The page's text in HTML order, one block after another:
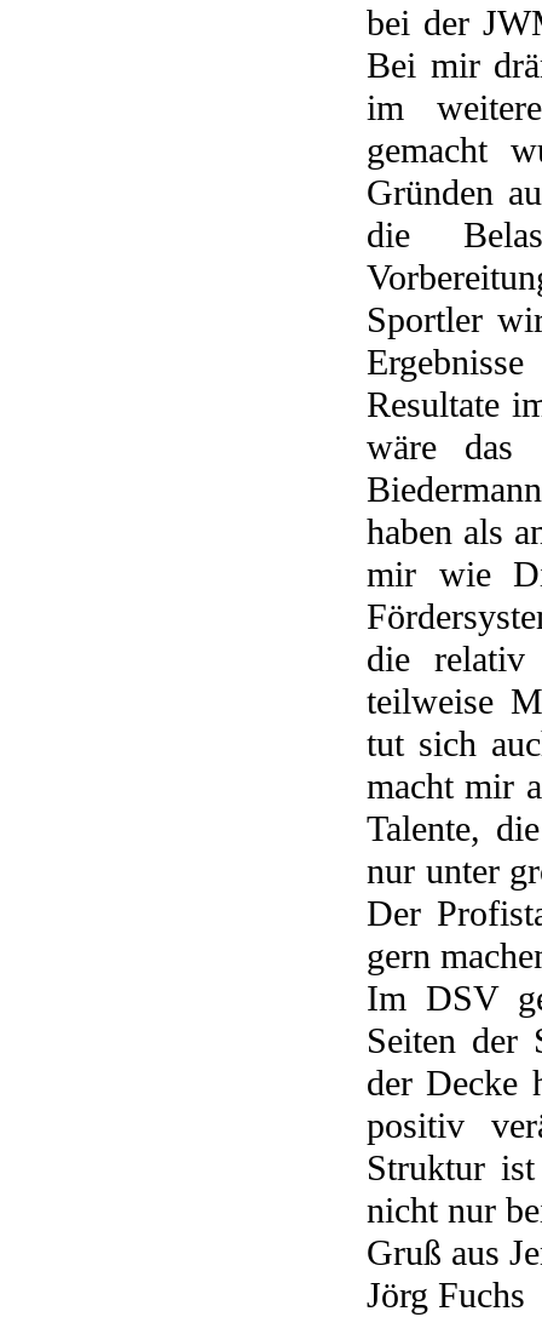
bei der
Bei mir
im
gemacht
Gründen
die
Sportler
Resultate
wäre das
haben als
mir wie
die relativ
teilweise
tut sich
macht mir
Talente,
nur unter
Der
gern
Im DSV
Seiten der
der Decke
positiv
Struktur
nicht nur
Gruß aus
Jörg Fuchs